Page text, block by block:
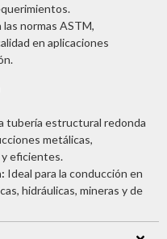
normas ASTM,
en aplicaciones
tubería estructural redonda
metálicas,
eficientes.
Ideal para la conducción en
hidráulicas, mineras y de